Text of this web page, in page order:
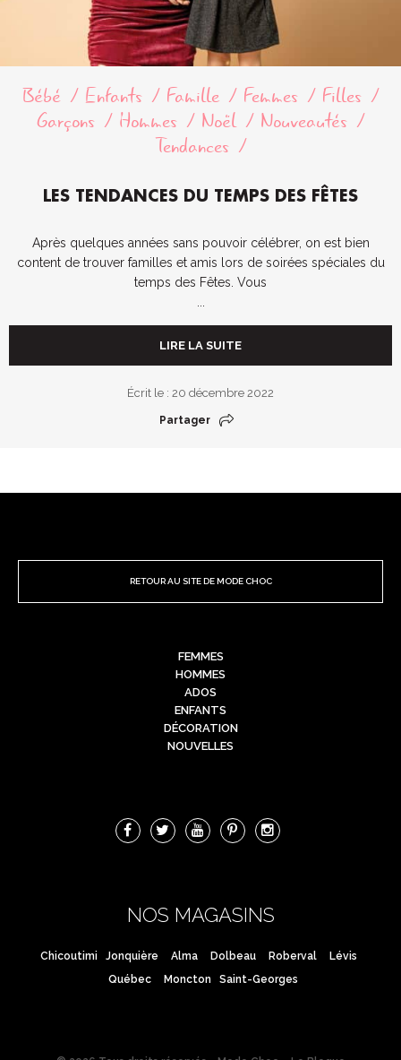
Bébé Enfants Famille Femmes
Filles
Garçons
Hommes Noël
Nouveautés
Tendances
LES TENDANCES DU TEMPS DES FÊTES
Après quelques années sans pouvoir célébrer, on est bien
content de trouver familles et amis lors de soirées spéciales du
temps des Fêtes. Vous
LIRE LA SUITE
Écrit le : 20 décembre 2022
Partager
RETOUR AU SITE DE MODE CHOC
FEMMES
HOMMES
ADOS
ENFANTS
DÉCORATION
NOUVELLES
NOS MAGASINS
Chicoutimi Jonquière Alma Dolbeau Roberval
Lévis
Québec
Moncton Saint-Georges